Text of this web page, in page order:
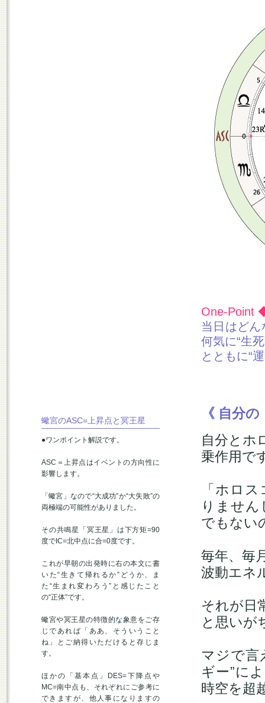
One-Point
当日はど
何気に“生
とともに“
蠍宮のASC=上昇点と冥王星
●ワンポイント解説です。
ASC＝上昇点はイベントの方向性に
影響します。
「蠍宮」なので“大成功”か“大失敗”の
両極端の可能性がありました。
その共鳴星「冥王星」は下方矩=90
度でIC=北中点に合=0度です。
これが早朝の出発時に右の本文に書
いた“生きて帰れるか”どうか、ま
た“生まれ変わろう”と感じたこと
の“正体”です。
蠍宮や冥王星の特徴的な象意をご存
じであれば「ああ、そういうこと
ね」とご納得いただけると存じま
す。
ほかの「基本点」DES=下降点や
MC=南中点も、それぞれにご参考に
できますが、他人事になりますの
《 自分
自分とホ
乗作用で
「ホロ
りませ
でもない
毎年、毎
波動エネ
それが日
と思いが
マジで言
ギー”に
時空を超